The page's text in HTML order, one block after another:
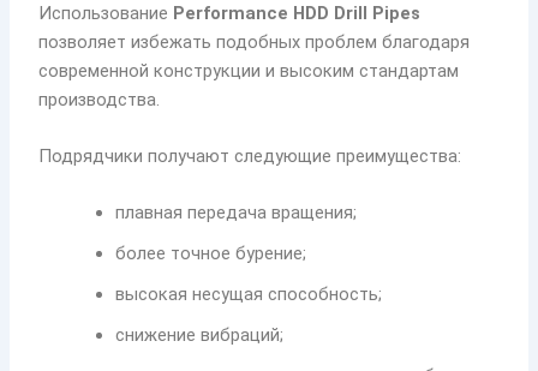
Использование Performance HDD Drill Pipes
позволяет избежать подобных проблем благодаря
современной конструкции и высоким стандартам
производства.
Подрядчики получают следующие преимущества:
плавная передача вращения;
более точное бурение;
высокая несущая способность;
снижение вибраций;